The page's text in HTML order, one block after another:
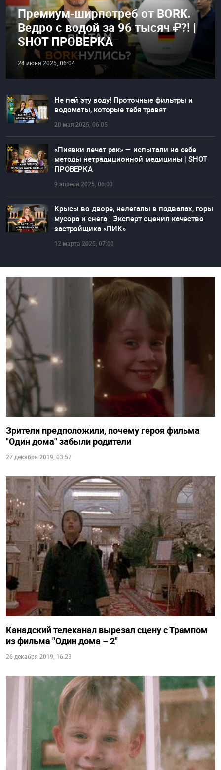
Премиум-ширпотреб от BORK.
Ведро с водой за 96 тысяч ₽?! |
SHOT ПРОВЕРКА
24 июня 2025, 06:04
Не пей эту воду! Проточные фильтры и
водоматы, которые тебя травят
20 мая 2025, 06:05
«Пиявки лечат рак» — испытали на себе
методы нетрадиционной медицины | SHOT
ПРОВЕРКА
9 апреля 2025, 06:03
Крысы во дворе, нелегалы в подвалах, горы
мусора и снега | Эксперт оценил качество
застройщика «ПИК»
12 марта 2025, 07:00
Зрители предположили, почему героя фильма
"Один дома" забыли родители
27 декабря 2019, 03:57
Канадский телеканал вырезал сцену с Трампом
из фильма "Один дома – 2"
26 декабря 2019, 16:23